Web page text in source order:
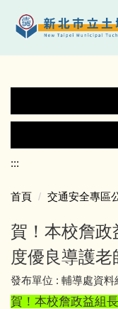
到
要
容
附設幼兒園
師生園地
土中YT頻道
線上設備報修
:::
首頁 交通安全專區
賀！本校詹政
度優良導護老
發布單位 : 輔導處資料
賀！本校詹政益組